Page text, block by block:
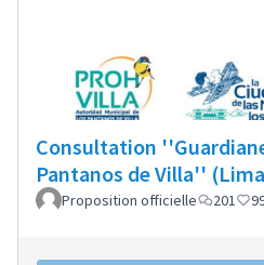
Consultation
Pantanos de Villa''
Proposition officielle 201